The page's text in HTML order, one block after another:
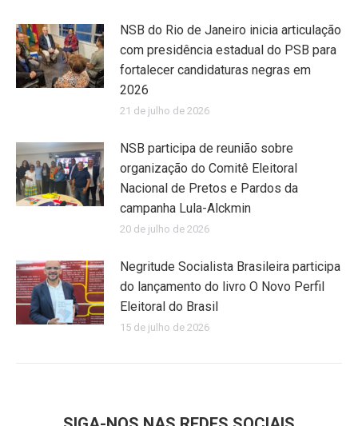
NSB do Rio de Janeiro inicia articulação
com presidência estadual do PSB para
fortalecer candidaturas negras em
2026
21 de julho de 2026
NSB participa de reunião sobre
organização do Comitê Eleitoral
Nacional de Pretos e Pardos da
campanha Lula-Alckmin
20 de julho de 2026
Negritude Socialista Brasileira participa
do lançamento do livro O Novo Perfil
Eleitoral do Brasil
15 de julho de 2026